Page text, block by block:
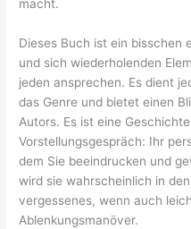
macht.
Dieses Buch ist ein bisschen
und sich wiederholenden
jeden ansprechen. Es dient
das Genre und bietet einen
Autors. Es ist eine
Vorstellungsgespräch: Ihr
dem Sie beeindrucken und
wird sie wahrscheinlich in
vergessenes, wenn auch
Ablenkungsmanöver.